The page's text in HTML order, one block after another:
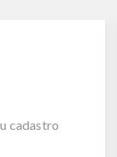
cadastro